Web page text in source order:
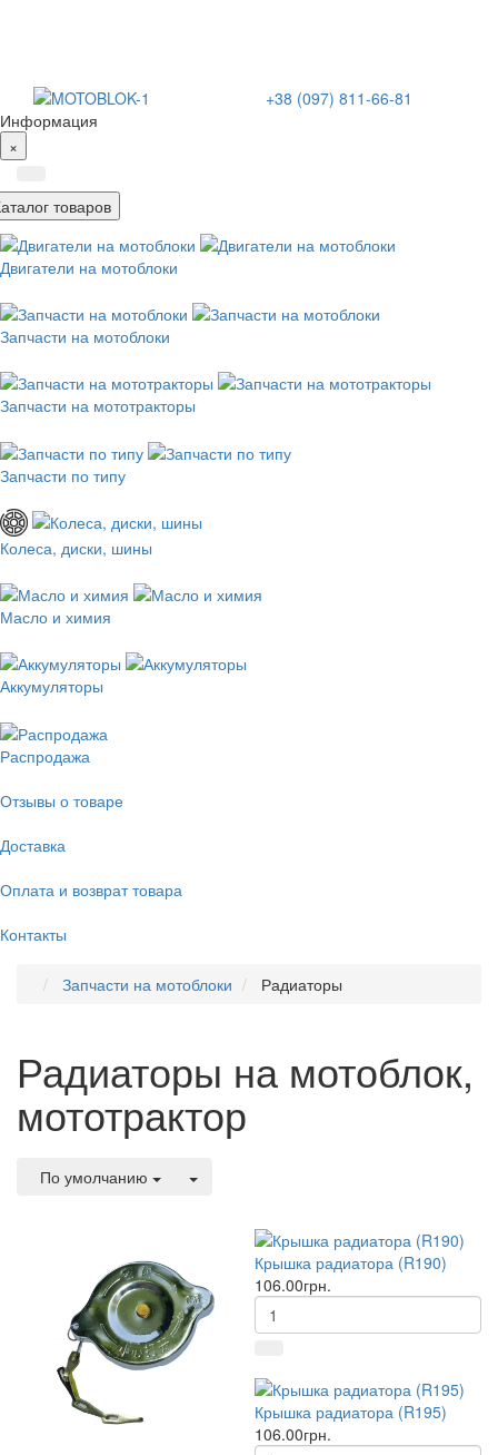
+38 (097) 811-66-81
Информация
×
товаров
Двигатели на мотоблоки
Запчасти на мотоблоки
Запчасти на мототракторы
Запчасти по типу
Колеса, диски, шины
Масло и химия
Аккумуляторы
Распродажа
Отзывы о товаре
Доставка
Оплата и возврат товара
Контакты
Запчасти на мотоблоки Радиаторы
Радиаторы на мотоблок,
мототрактор
По умолчанию
Крышка радиатора (R190)
106.00грн.
Крышка радиатора (R195)
106.00грн.